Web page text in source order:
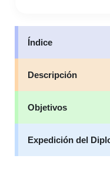
Índice
Descripción
Objetivos
Expedición del